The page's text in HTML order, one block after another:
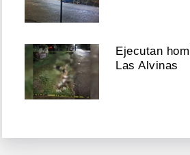
Ejecutan
Las Alvinas